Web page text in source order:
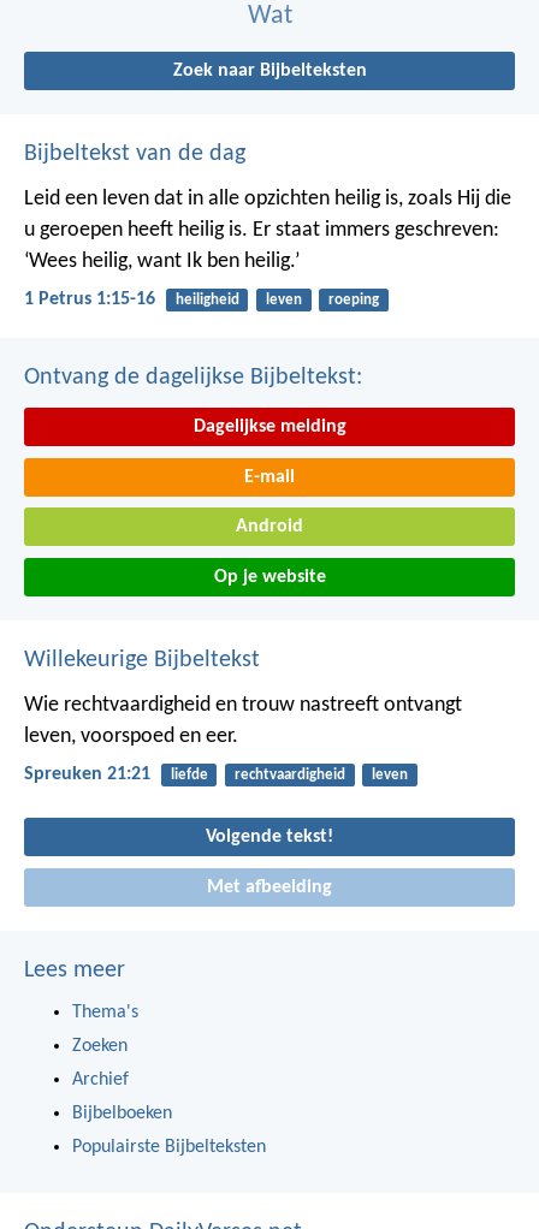
Wat
Zoek naar Bijbelteksten
Bijbeltekst van de dag
Leid een leven dat in alle opzichten heilig is, zoals Hij die
u geroepen heeft heilig is. Er staat immers geschreven:
‘Wees heilig, want Ik ben heilig.’
1 Petrus 1:15-16 heiligheid leven roeping
Ontvang de dagelijkse Bijbeltekst:
Dagelijkse melding
E-mail
Android
Op je website
Willekeurige Bijbeltekst
Wie rechtvaardigheid en trouw nastreeft ontvangt
leven, voorspoed en eer.
Spreuken 21:21 liefde rechtvaardigheid leven
Volgende tekst!
Met afbeelding
Lees meer
Thema's
Zoeken
Archief
Bijbelboeken
Populairste Bijbelteksten